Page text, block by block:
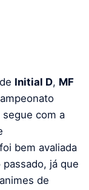
Initial D, MF
com a
bem avaliada
já que
de